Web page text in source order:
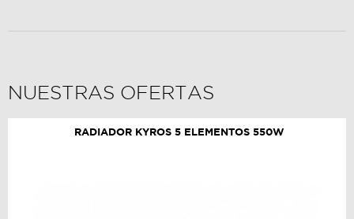
NUESTRAS OFERTAS
RADIADOR KYROS 5 ELEMENTOS 550W